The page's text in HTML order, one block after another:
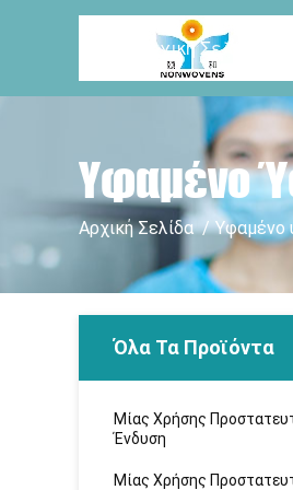
Αρχική Σελίδα
Υφαμένο
Αρχική Σελίδα / Υφαμένο
Όλα Τα Προϊόντα
Μίας Χρήσης
Ένδυση
Μίας Χρήσης